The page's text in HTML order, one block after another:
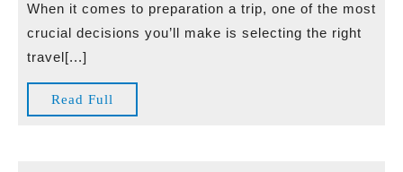
Steer
To
When it comes to preparation a trip, one of the most
crucial decisions you’ll make is selecting the right
travel[...]
Read Full
Full